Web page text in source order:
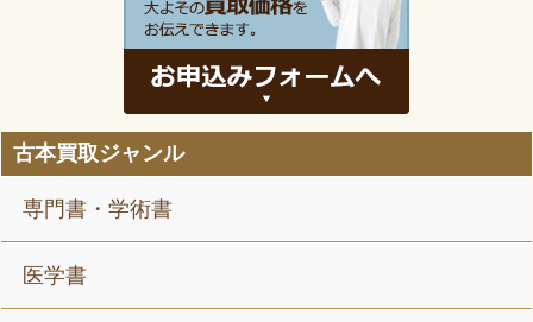
古本買取ジャンル
専門書・学術書
医学書